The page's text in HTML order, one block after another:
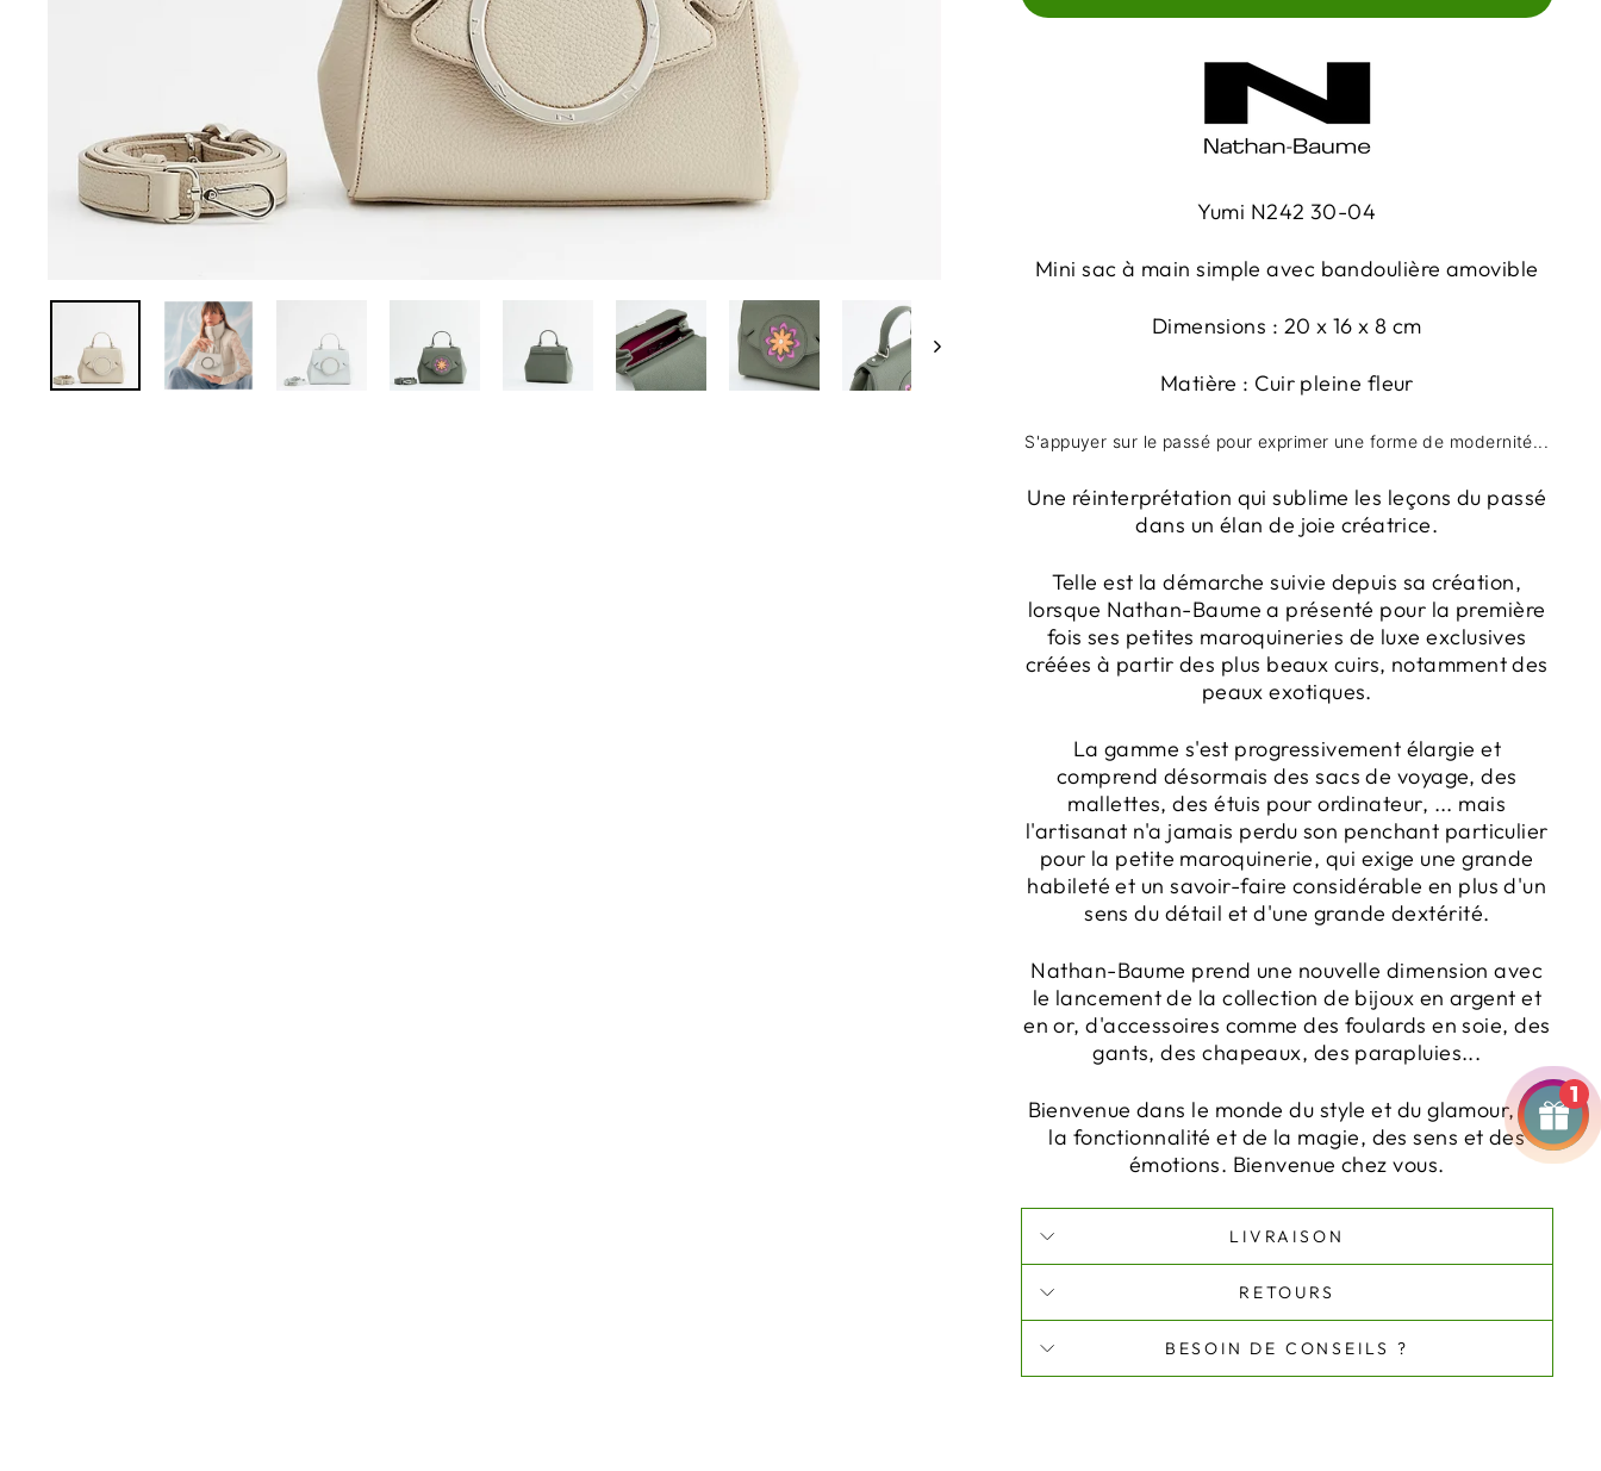
Yumi N242 30-04
Mini sac à main simple avec bandoulière amovible
Dimensions : 20 x 16 x 8 cm
Matière : Cuir pleine fleur
S'appuyer sur le passé pour exprimer une forme de modernité...
Une réinterprétation qui sublime les leçons du passé
dans un élan de joie créatrice.
Telle est la démarche suivie depuis sa création,
lorsque Nathan-Baume a présenté pour la première
fois ses petites maroquineries de luxe exclusives
créées à partir des plus beaux cuirs, notamment des
peaux exotiques.
La gamme s'est progressivement élargie et
comprend désormais des sacs de voyage, des
mallettes, des étuis pour ordinateur, ... mais
l'artisanat n'a jamais perdu son penchant particulier
pour la petite maroquinerie, qui exige une grande
habileté et un savoir-faire considérable en plus d'un
sens du détail et d'une grande dextérité.
Nathan-Baume prend une nouvelle dimension avec
le lancement de la collection de bijoux en argent et
en or, d'accessoires comme des foulards en soie, des
gants, des chapeaux, des parapluies...
Bienvenue dans le monde du style et du glamour, de
la fonctionnalité et de la magie, des sens et des
émotions. Bienvenue chez vous.
LIVRAISON
RETOURS
BESOIN DE CONSEILS ?
1